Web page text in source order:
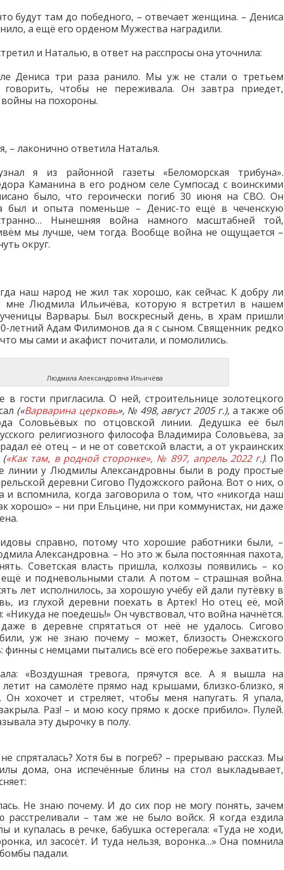
будут там до победного, – отвечает женщина. – Дениса
а ещё его орденом Мужества наградили.
и Наталью, в ответ на расспросы она уточнила:
Дениса три раза ранило. Мы уж не стали о третьем
чтобы не переживала. Он завтра приедет,
войны на похороны.
– лаконично ответила Наталья.
я из районной газеты «Беломорская трибуна».
Каманина в его родном селе Сумпосад с воинскими
было, что героически погиб 30 июня на СВО. Он
был и опыта поменьше – Денис-то ещё в чеченскую
Нынешняя война намного масштабней той,
мы лучше, чем тогда. Вообще война не ощущается –
округ.
наш народ не жил так хорошо, как сейчас. К добру ли
мне Людмила Ильичёва, которую я встретил в нашем
Варвары. Был воскресный день, в храм пришли
летний Адам Филимонов да я с сыном. Священник редко
мы сами и акафист почитали, и помолились.
Людмила Александровна Ильичёва
гости пригласила. О ней, строительнице золотецкого
(«Варварина церковь», № 498, август 2005 г.), а также об
Соловьёвых по отцовской линии. Дедушка её был
религиозного философа Владимира Соловьёва, за
её отец – и не от советской власти, а от украинских
(«Как там, в родной сторонке», № 897, апрель 2022 г.). По
линии у Людмилы Александровны были в роду простые
деревни Сигово Пудожского района. Вот о них, о
вспомнила, когда заговорила о том, что «никогда наш
хорошо» – ни при Ельцине, ни при коммунистах, ни даже
справно, потому что хорошие работники были, –
Александровна. – Но это ж была постоянная пахота,
Советская власть пришла, колхозы появились – ко
и подневольными стали. А потом – страшная война.
лет исполнилось, за хорошую учёбу ей дали путёвку в
из глухой деревни поехать в Артек! Но отец её, мой
«Никуда не поедешь!» Он чувствовал, что война начнётся.
в деревне спрятаться от неё не удалось. Сигово
уж не знаю почему – может, близость Онежского
финны с немцами пытались всё его побережье захватить.
«Воздушная тревога, прячутся все. А я вышла на
на самолёте прямо над крышами, близко-близко, я
хохочет и стреляет, чтобы меня напугать. Я упала,
Раз! – и мою косу прямо к доске прибило». Пулей.
эту дырочку в полу.
спряталась? Хотя бы в погреб? – прерываю рассказ. Мы
дома, она испечённые блины на стол выкладывает,
Не знаю почему. И до сих пор не могу понять, зачем
– там же не было войск. Я когда ездила
и купалась в речке, бабушка остерегала: «Туда не ходи,
ил засосёт. И туда нельзя, воронка…» Она помнила
падали.